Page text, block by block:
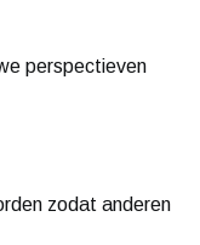
perspectieven
zodat anderen